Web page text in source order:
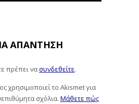
ΑΠΆΝΤΗΣΗ
πρέπει νασυνδεθείτε.
χρησιμοποιεί το Akismet για
σχόλια. Μάθετε πώς